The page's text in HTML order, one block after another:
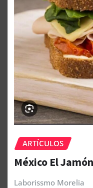
ARTÍCULOS
México El
Laborissmo Morelia